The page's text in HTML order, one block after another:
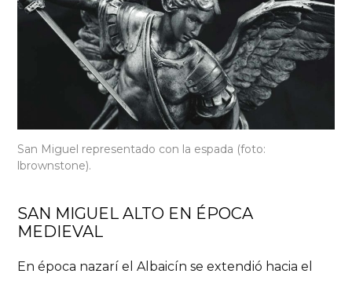
Planes
San Miguel representado con la espada (foto:
lbrownstone).
SAN MIGUEL ALTO EN ÉPOCA
MEDIEVAL
En época nazarí el Albaicín se extendió hacia el